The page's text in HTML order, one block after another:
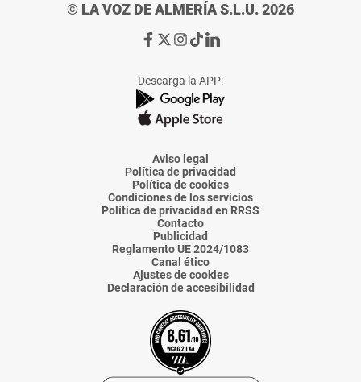
© LA VOZ DE ALMERÍA S.L.U. 2026
Ir
de
La
Voz
Almería
Ir
de
La
Voz
Almería
Ir
de
La
Voz
Almería
Ir
de
La
Voz
Almería
Ir
de
La
Voz
Descarga la APP:
Aviso legal
Política de privacidad
Política de cookies
Condiciones de los servicios
Política de privacidad en RRSS
Contacto
Publicidad
Reglamento UE 2024/1083
Canal ético
Ajustes de cookies
Declaración de accesibilidad